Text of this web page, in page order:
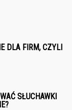
DLA FIRM, CZYLI
SŁUCHAWKI